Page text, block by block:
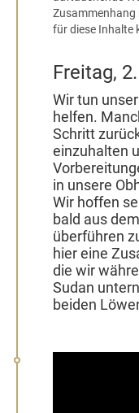
Zusammenhang
für diese Inhalte
Freitag,
Wir tun
helfen.
Schritt
einzuhalten
in unsere
Wir hoffen
bald aus
überführen
hier eine
die wir
Sudan
beiden